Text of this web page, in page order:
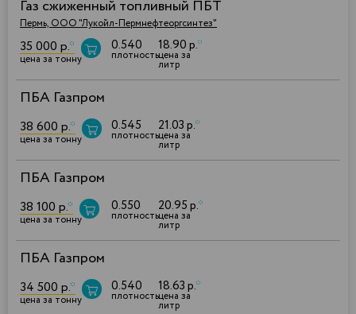
Газ сжиженный топливный ПБТ
Пермь, ООО "Лукойл-Пермнефтеоргсинтез"
35 000 р.*
цена за тонну
0.540
плотность
18.90 р.*
цена за
литр
ПБА Газпром
38 600 р.*
цена за тонну
0.545
плотность
21.03 р.*
цена за
литр
ПБА Газпром
38 100 р.*
цена за тонну
0.550
плотность
20.95 р.*
цена за
литр
ПБА Газпром
34 500 р.*
цена за тонну
0.540
плотность
18.63 р.*
цена за
литр